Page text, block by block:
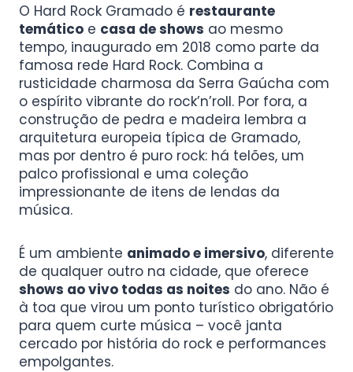
O Hard Rock Gramado é restaurante
temático e casa de shows ao mesmo
tempo, inaugurado em 2018 como parte da
famosa rede Hard Rock. Combina a
rusticidade charmosa da Serra Gaúcha com
o espírito vibrante do rock’n’roll. Por fora, a
construção de pedra e madeira lembra a
arquitetura europeia típica de Gramado,
mas por dentro é puro rock: há telões, um
palco profissional e uma coleção
impressionante de itens de lendas da
música.
É um ambiente animado e imersivo, diferente
de qualquer outro na cidade, que oferece
shows ao vivo todas as noites do ano. Não é
à toa que virou um ponto turístico obrigatório
para quem curte música – você janta
cercado por história do rock e performances
empolgantes.